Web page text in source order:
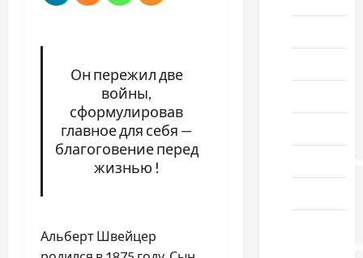
Он пережил две
войны,
сформулировав
главное для себя —
благоговение перед
жизнью !
Альберт Швейцер